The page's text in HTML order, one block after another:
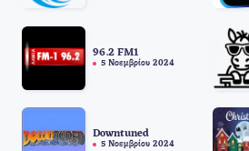
96.2 FM1
5 Νοεμβρίου 2024
Downtuned
5 Νοεμβρίου 2024